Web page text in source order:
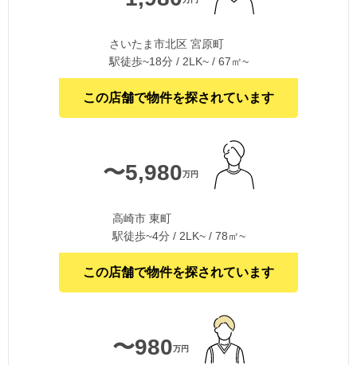
さいたま市北区 宮原町
駅徒歩~18分 / 2LK~ / 67㎡~
この店舗で物件を探されています
〜5,980万円
高崎市 東町
駅徒歩~4分 / 2LK~ / 78㎡~
この店舗で物件を探されています
〜980万円